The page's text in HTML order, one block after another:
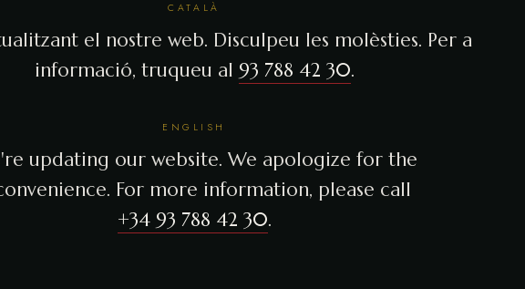
CATALÀ
el nostre web. Disculpeu les molèsties. Per a
informació, truqueu al 93 788 42 30.
ENGLISH
updating our website. We apologize for the
For more information, please call
+34 93 788 42 30.